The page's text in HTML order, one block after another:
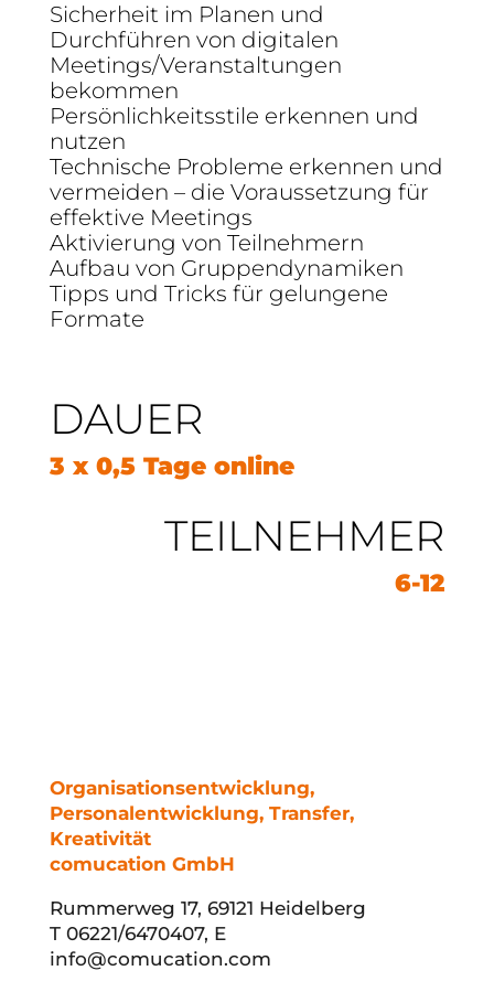
Sicherheit im Planen und
Durchführen von digitalen
Meetings/Veranstaltungen
bekommen
Persönlichkeitsstile erkennen und
nutzen
Technische Probleme erkennen und
vermeiden – die Voraussetzung für
effektive Meetings
Aktivierung von Teilnehmern
Aufbau von Gruppendynamiken
Tipps und Tricks für gelungene
Formate
DAUER
3 x 0,5 Tage online
TEILNEHMER
6-12
Organisationsentwicklung,
Personalentwicklung, Transfer,
Kreativität
comucation GmbH
Rummerweg 17, 69121 Heidelberg
T 06221/6470407, E
info@comucation.com